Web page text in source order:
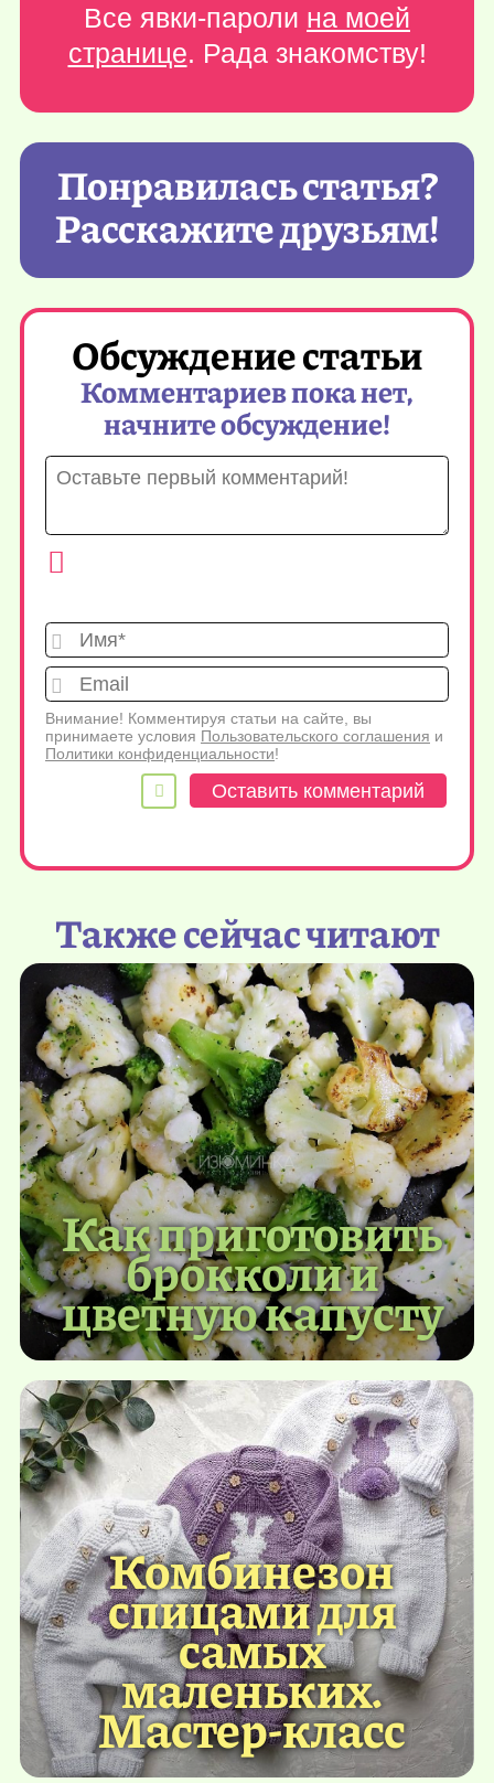
Все явки-пароли на моей
странице. Рада знакомству!
Понравилась статья?
Расскажите друзьям!
Обсуждение статьи
Комментариев пока нет,
начните обсуждение!
Имя*
Внимание! Комментируя статьи на сайте, вы
принимаете условия Пользовательского соглашения и
Политики конфиденциальности!
Также сейчас читают
Как приготовить
брокколи и
цветную капусту
Комбинезон
спицами для
самых
маленьких.
Мастер-класс